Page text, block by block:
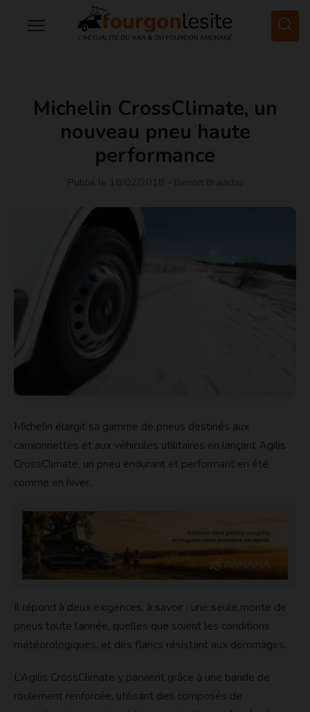
Michelin CrossClimate, un
nouveau pneu haute
performance
Michelin élargit sa gamme de pneus destinés aux
camionnettes et aux véhicules utilitaires en lançant Agilis
CrossClimate, un pneu endurant et performant en été
comme en hiver.
Il répond à deux exigences, à savoir : une seule monte de
pneus toute l’année, quelles que soient les conditions
météorologiques, et des flancs résistant aux dommages.
L’Agilis CrossClimate y parvient grâce à une bande de
roulement renforcée, utilisant des composés de